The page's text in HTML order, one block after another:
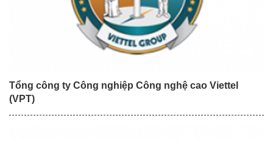
Tổng công ty Công nghiệp Công nghệ cao Viettel
(VPT)